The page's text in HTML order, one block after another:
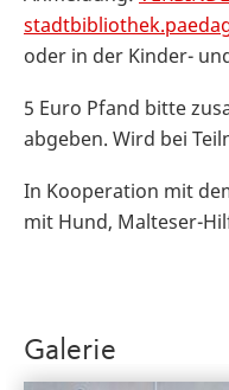
oder in der Kinder-
5 Euro Pfand bitte
abgeben. Wird bei
In Kooperation mit
mit Hund, Malteser-
Galerie